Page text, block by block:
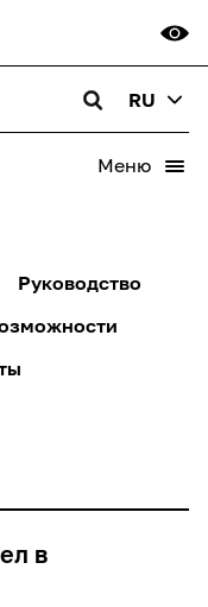
RU
Меню
Руководство
в